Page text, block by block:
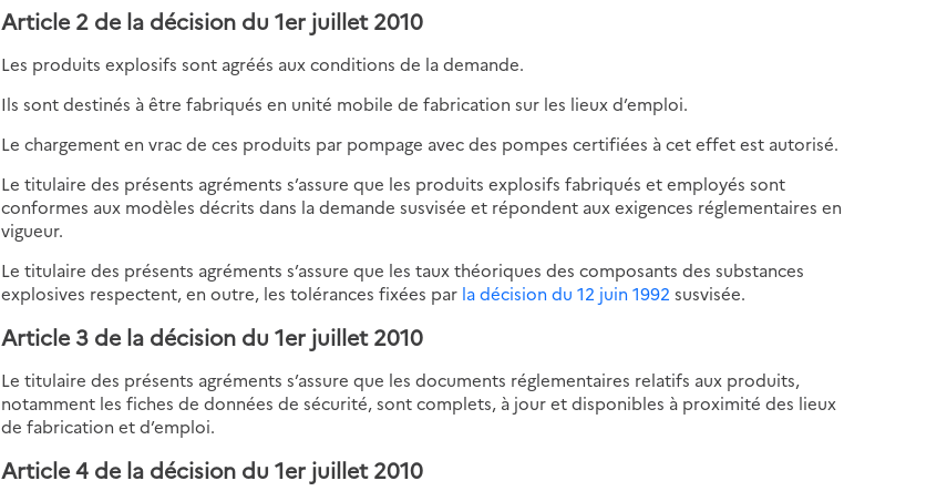
Article 2 de la décision du 1er juillet 2010
Les produits explosifs sont agréés aux conditions de la demande.
Ils sont destinés à être fabriqués en unité mobile de fabrication sur les lieux d’emploi.
Le chargement en vrac de ces produits par pompage avec des pompes certifiées à cet effet est autorisé.
Le titulaire des présents agréments s’assure que les produits explosifs fabriqués et employés sont
conformes aux modèles décrits dans la demande susvisée et répondent aux exigences réglementaires en
vigueur.
Le titulaire des présents agréments s’assure que les taux théoriques des composants des substances
explosives respectent, en outre, les tolérances fixées par la décision du 12 juin 1992 susvisée.
Article 3 de la décision du 1er juillet 2010
Le titulaire des présents agréments s’assure que les documents réglementaires relatifs aux produits,
notamment les fiches de données de sécurité, sont complets, à jour et disponibles à proximité des lieux
de fabrication et d’emploi.
Article 4 de la décision du 1er juillet 2010